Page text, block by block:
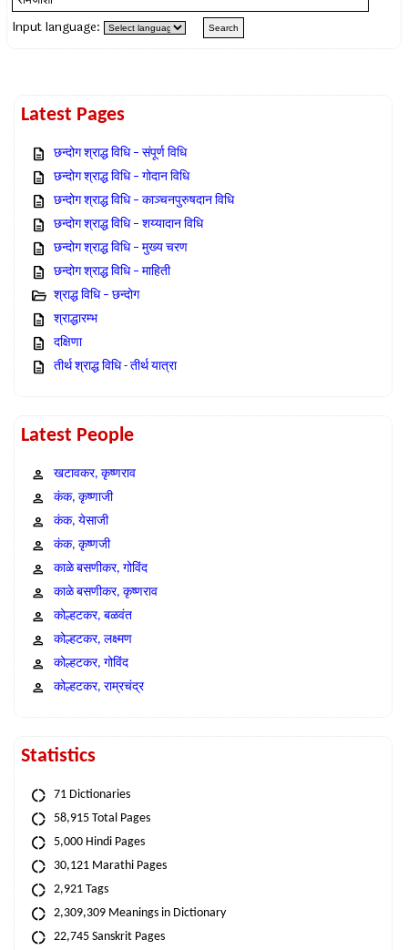
Input language:
Latest Pages
छन्दोग श्राद्ध विधि – संपूर्ण विधि
छन्दोग श्राद्ध विधि – गोदान विधि
छन्दोग श्राद्ध विधि – काञ्चनपुरुषदान विधि
छन्दोग श्राद्ध विधि – शय्यादान विधि
छन्दोग श्राद्ध विधि – मुख्य चरण
छन्दोग श्राद्ध विधि – माहिती
श्राद्ध विधि – छन्दोग
श्राद्धारम्भ
दक्षिणा
तीर्थ श्राद्ध विधि - तीर्थ यात्रा
Latest People
खटावकर, कृष्णराव
कंक, कृष्णाजी
कंक, येसाजी
कंक, कृष्णजी
काळे बसणीकर, गोविंद
काळे बसणीकर, कृष्णराव
कोल्हटकर, बळवंत
कोल्हटकर, लक्ष्मण
कोल्हटकर, गोविंद
कोल्हटकर, राम्रचंद्र
Statistics
71 Dictionaries
58,915 Total Pages
5,000 Hindi Pages
30,121 Marathi Pages
2,921 Tags
2,309,309 Meanings in Dictionary
22,745 Sanskrit Pages